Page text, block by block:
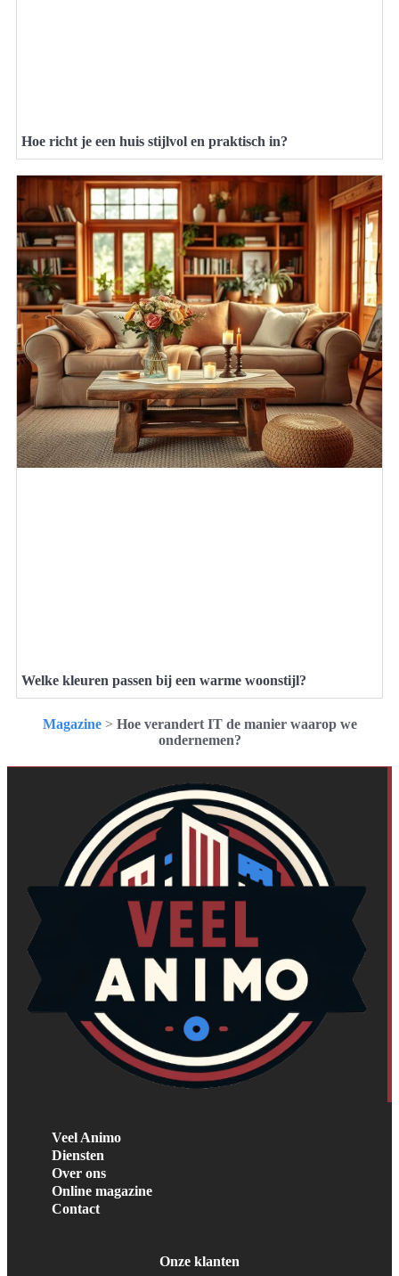
Hoe richt je een huis stijlvol en praktisch in?
Welke kleuren passen bij een warme woonstijl?
Magazine> Hoe verandert IT de manier waarop we
ondernemen?
Veel Animo
Diensten
Over ons
Online magazine
Contact
Onze klanten